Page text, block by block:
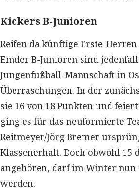
Kickers B-Junioren
Reifen da künftige Erste-
Emder B-Junioren sind
Jungenfußball-Mannschaft in
Überraschungen. In der
sie 16 von 18 Punkten und
ging es für das neuformierte
Reitmeyer/Jörg Bremer
Klassenerhalt. Doch obwohl 15
angehören, darf im Winter
werden.